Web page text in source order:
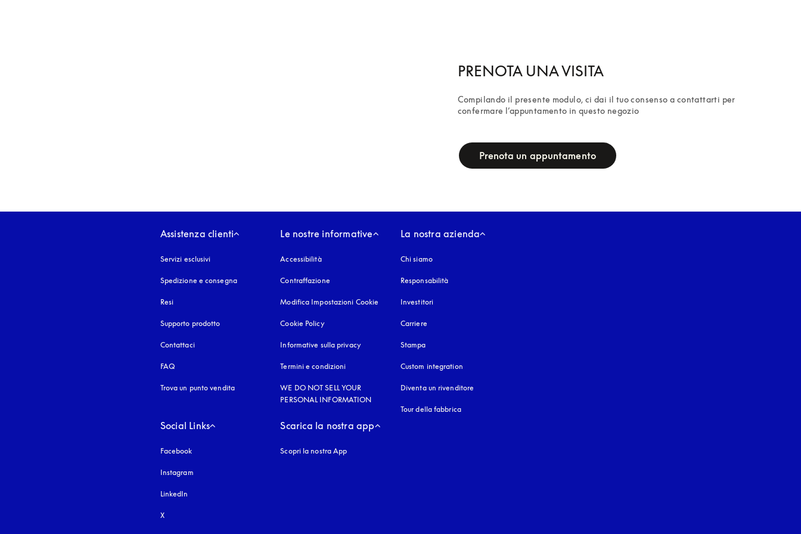
PRENOTA UNA VISITA
Compilando il presente modulo, ci dai il tuo consenso a contattarti per
confermare l’appuntamento in questo negozio
Prenota un appuntamento
Assistenza clienti
Servizi esclusivi
Spedizione e consegna
Resi
Supporto prodotto
Contattaci
FAQ
Trova un punto vendita
Le nostre informative
Accessibilitàsi apre in una nuova finestra
Contraffazione si apre in una nuova finestra
Modifica Impostazioni Cookie
Cookie Policysi apre in una nuova finestra
Informative sulla privacysi apre in una nuova finestra
Termini e condizioni
WE DO NOT SELL YOUR
PERSONAL INFORMATION
La nostra azienda
Chi siamo
Responsabilità
Investitori
Carriere
Stampa
Custom integration
Diventa un rivenditore
Tour della fabbrica
Social Links
Facebook
Instagram
LinkedIn
X
Scarica la nostra app
Scopri la nostra App